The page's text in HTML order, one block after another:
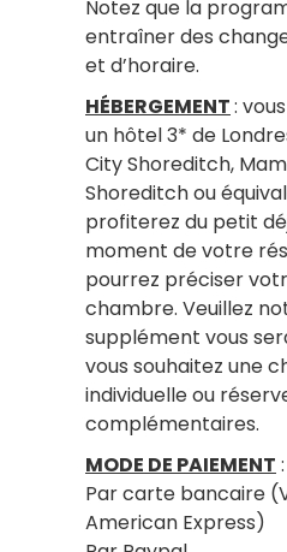
Notez que la
entraîner des
et d’horaire.
HÉBERGEMENT:
un hôtel 3* de
City Shoreditch,
Shoreditch ou
profiterez du petit
moment de votre
pourrez préciser
chambre. Veuillez
supplément vous
vous souhaitez une
individuelle ou
complémentaires.
MODE DE PAIEMENT :
Par carte bancaire
American Express)